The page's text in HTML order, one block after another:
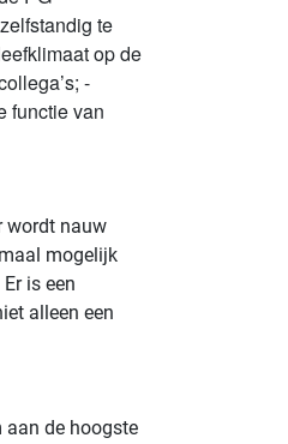
te
op de
-
functie van
wordt nauw
mogelijk
is een
alleen een
aan de hoogste